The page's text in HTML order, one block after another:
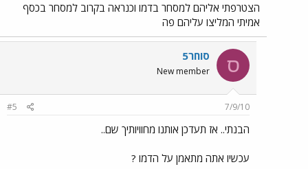
הצטרפתי אליהם למסחר בדמו וכנראה בקרוב למסחר בכסף
אמיתי המליצו עליהם פה
ס סוחר5
New member
7/9/10
#5
הבנתי.. אז תעדכן אותנו מחוויותיך שם..
עכשיו אתה מתאמן על הדמו ?